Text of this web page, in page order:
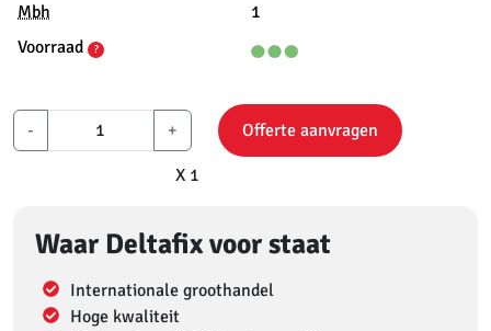
Mbh
1
Voorraad
?
- +
X 1
Offerte aanvragen
Waar Deltafix voor staat
Internationale groothandel
Hoge kwaliteit